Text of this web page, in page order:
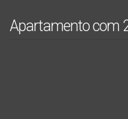
Apartamento com